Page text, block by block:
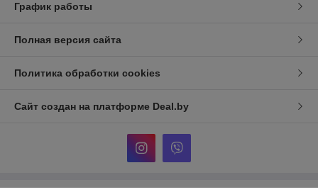
График работы
Полная версия сайта
Политика обработки cookies
Сайт создан на платформе Deal.by